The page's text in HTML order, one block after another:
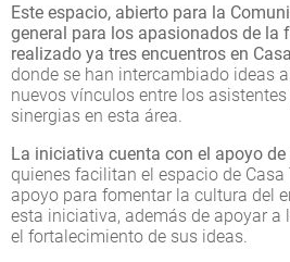
Este espacio, abierto para la
general para los apasionados de la
realizado ya tres encuentros en
donde se han intercambiado ideas
nuevos vínculos entre los
sinergias en esta área.
La iniciativa cuenta con el apoyo de
quienes facilitan el espacio de
apoyo para fomentar la cultura del
esta iniciativa, además de apoyar a
el fortalecimiento de sus ideas.